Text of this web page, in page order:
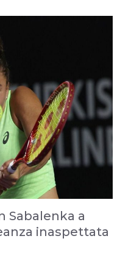
Sabalenka a
inaspettata